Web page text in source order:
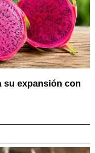
su expansión con